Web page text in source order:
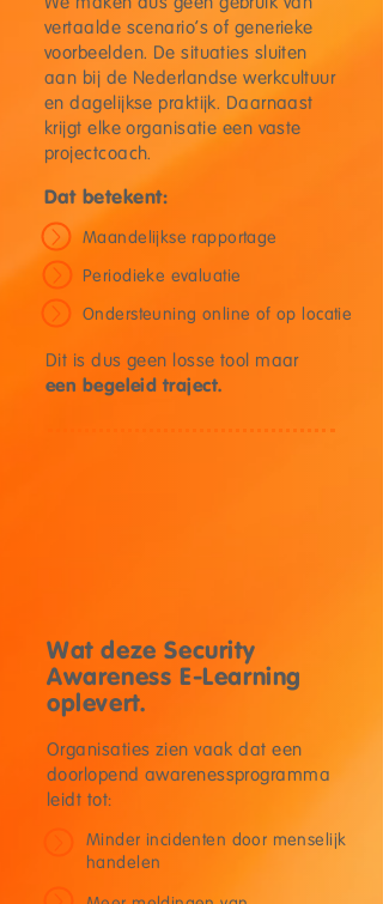
vertaalde scenario’s of generieke
voorbeelden. De situaties sluiten
aan bij de Nederlandse werkcultuur
en dagelijkse praktijk. Daarnaast
krijgt elke organisatie een vaste
projectcoach.
Dat betekent:
Maandelijkse rapportage
Periodieke evaluatie
Ondersteuning online of op locatie
Dit is dus geen losse tool maar
een begeleid traject.
Wat deze Security
Awareness E-Learning
oplevert.
Organisaties zien vaak dat een
doorlopend awarenessprogramma
leidt tot:
Minder incidenten door menselijk
handelen